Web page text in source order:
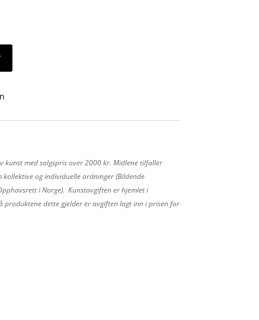
kunst med salgspris over 2000 kr. Midlene tilfaller
og individuelle ordninger (Bildende
i Norge). Kunstavgiften er hjemlet i
produktene dette gjelder er avgiften lagt inn i prisen for